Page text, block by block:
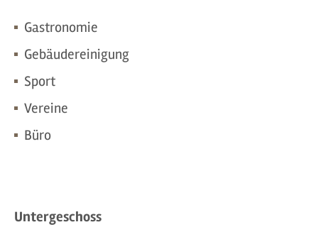
Gastronomie
Gebäudereinigung
Sport
Vereine
Büro
Untergeschoss